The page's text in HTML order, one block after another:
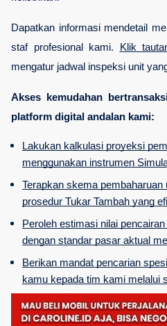
Dapatkan informasi mendetail
staf profesional kami.
Klik
mengatur jadwal inspeksi unit
Akses kemudahan
platform digital andalan kami:
Lakukan kalkulasi proyeksi
menggunakan instrumen
Terapkan skema
prosedur Tukar Tambah yang
Peroleh estimasi nilai
dengan standar pasar aktual
Berikan mandat pencarian
kamu kepada tim kami melalui